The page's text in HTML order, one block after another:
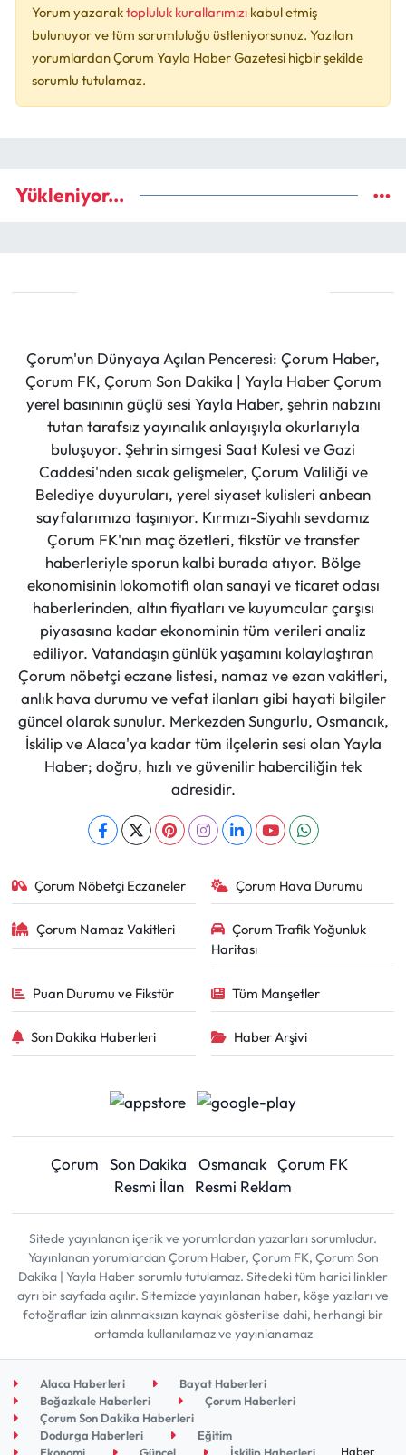
Yorum yazaraktopluluk kurallarımızı kabul etmiş
bulunuyor ve tüm sorumluluğu üstleniyorsunuz. Yazılan
yorumlardan Çorum Yayla Haber Gazetesi hiçbir şekilde
sorumlu tutulamaz.
Yükleniyor...
Çorum'un Dünyaya Açılan Penceresi: Çorum Haber,
Çorum FK, Çorum Son Dakika | Yayla Haber Çorum
yerel basınının güçlü sesi Yayla Haber, şehrin nabzını
tutan tarafsız yayıncılık anlayışıyla okurlarıyla
buluşuyor. Şehrin simgesi Saat Kulesi ve Gazi
Caddesi'nden sıcak gelişmeler, Çorum Valiliği ve
Belediye duyuruları, yerel siyaset kulisleri anbean
sayfalarımıza taşınıyor. Kırmızı-Siyahlı sevdamız
Çorum FK'nın maç özetleri, fikstür ve transfer
haberleriyle sporun kalbi burada atıyor. Bölge
ekonomisinin lokomotifi olan sanayi ve ticaret odası
haberlerinden, altın fiyatları ve kuyumcular çarşısı
piyasasına kadar ekonominin tüm verileri analiz
ediliyor. Vatandaşın günlük yaşamını kolaylaştıran
Çorum nöbetçi eczane listesi, namaz ve ezan vakitleri,
anlık hava durumu ve vefat ilanları gibi hayati bilgiler
güncel olarak sunulur. Merkezden Sungurlu, Osmancık,
İskilip ve Alaca'ya kadar tüm ilçelerin sesi olan Yayla
Haber; doğru, hızlı ve güvenilir haberciliğin tek
adresidir.
Çorum Nöbetçi Eczaneler Çorum Hava Durumu
Çorum Namaz Vakitleri
Çorum Trafik Yoğunluk
Haritası
Puan Durumu ve Fikstür Tüm Manşetler
Son Dakika Haberleri Haber Arşivi
Çorum Son Dakika Osmancık Çorum FK
Resmi İlan
Resmi Reklam
Sitede yayınlanan içerik ve yorumlardan yazarları sorumludur.
Yayınlanan yorumlardan Çorum Haber, Çorum FK, Çorum Son
Dakika | Yayla Haber sorumlu tutulamaz. Sitedeki tüm harici linkler
ayrı bir sayfada açılır. Sitemizde yayınlanan haber, köşe yazıları ve
fotoğraflar izin alınmaksızın kaynak gösterilse dahi, herhangi bir
ortamda kullanılamaz ve yayınlanamaz
Alaca Haberleri
Bayat Haberleri
Boğazkale Haberleri
Çorum Haberleri
Çorum Son Dakika Haberleri
Dodurga Haberleri
Eğitim
Haber